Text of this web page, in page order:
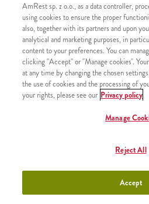
SKŁADA SIĘ Z
1x Ryż i Strips Orientalny
1x Wielka Dolewka
Ryż i Strips
AmRest sp. z o.o., as a data controller,
using cookies to ensure the proper
also, together with its partners and upon
analytical and marketing purposes, in
content to your preferences. You can
clicking "Accept" or "Manage cookies".
at any time by changing the chosen
the use of cookies and the processing of
your rights, please see our Privacy policy
Manage
Reject All
Accept